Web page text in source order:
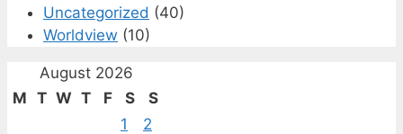
Uncategorized (40)
Worldview (10)
August 2026
M T W T F S
S
1
2